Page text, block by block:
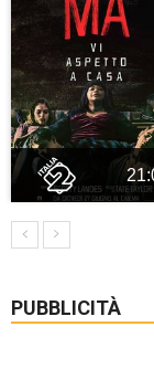
PUBBLICITÀ